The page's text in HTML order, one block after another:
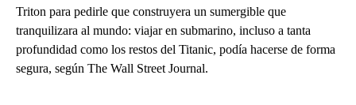
Triton para pedirle que construyera un sumergible que
tranquilizara al mundo: viajar en submarino, incluso a tanta
profundidad como los restos del Titanic, podía hacerse de forma
segura, según The Wall Street Journal.